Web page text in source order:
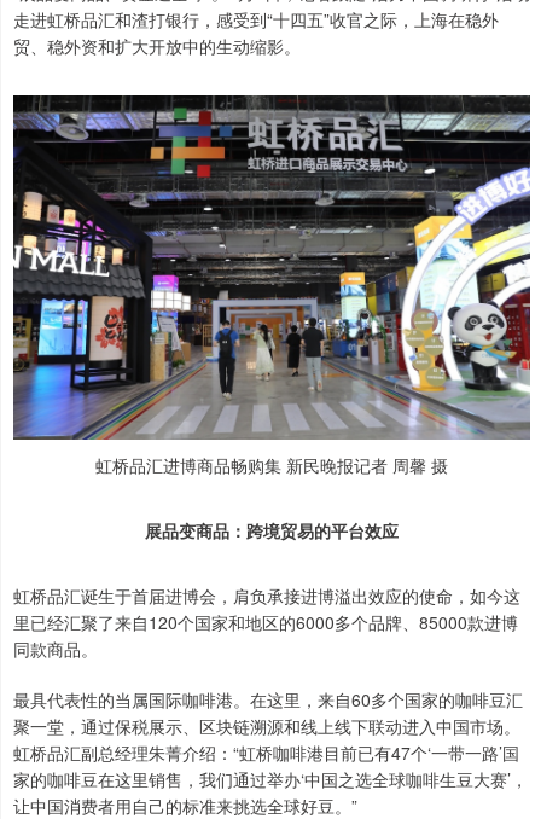
走进虹桥品汇和渣打银行，感受到“十四五”收官之际，上海在稳外
贸、稳外资和扩大开放中的生动缩影。
虹桥品汇进博商品畅购集 新民晚报记者 周馨 摄
展品变商品：跨境贸易的平台效应
虹桥品汇诞生于首届进博会，肩负承接进博溢出效应的使命，如今这
里已经汇聚了来自120个国家和地区的6000多个品牌、85000款进博
同款商品。
最具代表性的当属国际咖啡港。在这里，来自60多个国家的咖啡豆汇
聚一堂，通过保税展示、区块链溯源和线上线下联动进入中国市场。
虹桥品汇副总经理朱菁介绍：“虹桥咖啡港目前已有47个‘一带一路’国
家的咖啡豆在这里销售，我们通过举办‘中国之选全球咖啡生豆大赛’，
让中国消费者用自己的标准来挑选全球好豆。”